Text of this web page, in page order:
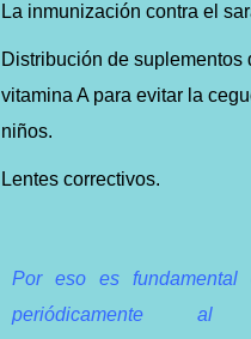
La inmunización contra el
Distribución de suplementos
vitamina A para evitar la
niños.
Lentes correctivos.
Por eso es fundamental
periódicamente al